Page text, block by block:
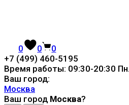
0 0 0
+7 (499) 460-5195
Время работы: 09:30-20:30
Ваш город:
Москва
Ваш город Москва?